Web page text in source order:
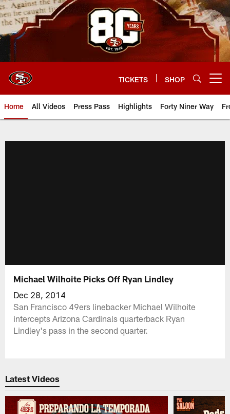
Skip
to
main
content
TICKETS SHOP
Home All Videos Press Pass Highlights Forty Niner Way
Michael Wilhoite Picks Off Ryan Lindley
Dec 28, 2014
San Francisco 49ers linebacker Michael Wilhoite
intercepts Arizona Cardinals quarterback Ryan
Lindley's pass in the second quarter.
Latest Videos